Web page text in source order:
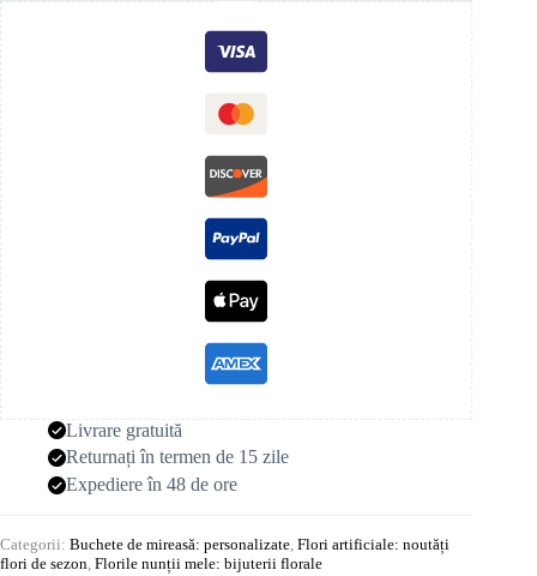
Livrare gratuită
Returnați în termen de 15 zile
Expediere în 48 de ore
Categorii: Buchete de mireasă: personalizate, Flori artificiale: noutăți
flori de sezon, Florile nunții mele: bijuterii florale